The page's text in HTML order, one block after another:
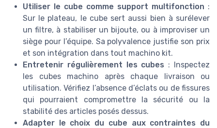
Utiliser le cube comme support multifonction :
Sur le plateau, le cube sert aussi bien à surélever
un filtre, à stabiliser un bijoute, ou à improviser un
siège pour l’équipe. Sa polyvalence justifie son prix
et son intégration dans tout machino kit.
Entretenir régulièrement les cubes : Inspectez
les cubes machino après chaque livraison ou
utilisation. Vérifiez l’absence d’éclats ou de fissures
qui pourraient compromettre la sécurité ou la
stabilité des articles posés dessus.
Adapter le choix du cube aux contraintes du